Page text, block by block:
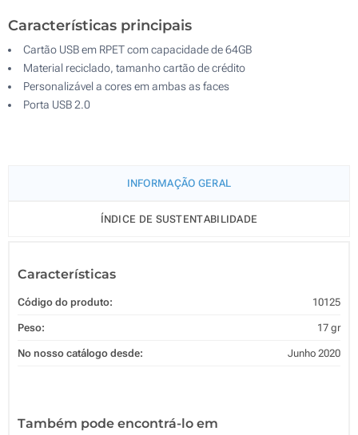
Características principais
Cartão USB em RPET com capacidade de 64GB
Material reciclado, tamanho cartão de crédito
Personalizável a cores em ambas as faces
Porta USB 2.0
INFORMAÇÃO GERAL
ÍNDICE DE SUSTENTABILIDADE
Características
Código do produto: 10125
Peso: 17 gr
No nosso catálogo desde: Junho 2020
Também pode encontrá-lo em